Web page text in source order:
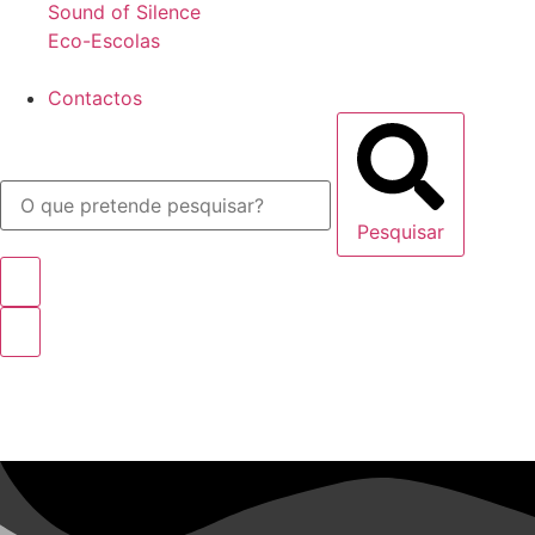
Sound of Silence
Eco-Escolas
Contactos
Pesquisar